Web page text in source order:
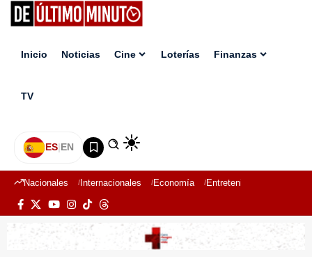
Inicio Noticias Cine Loterías Finanzas
TV
ES|EN
Nacionales Internacionales Economía Entretenimiento